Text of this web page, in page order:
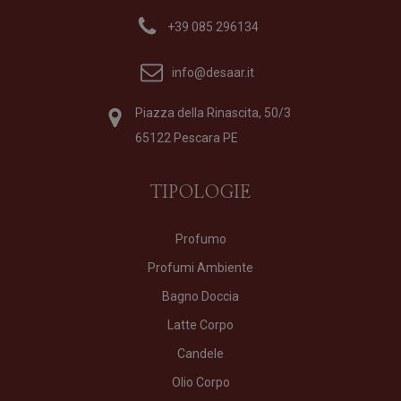
+39 085 296134
info@desaar.it
Piazza della Rinascita, 50/3
65122 Pescara PE
TIPOLOGIE
Profumo
Profumi Ambiente
Bagno Doccia
Latte Corpo
Candele
Olio Corpo